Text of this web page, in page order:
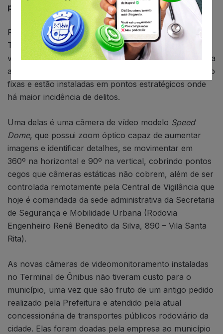
para coibir criminalidade
Para oferecer ainda mais segurança à população, o
Terminal de Ônibus conta com 10 câmeras de
videomonitoramento já opera desde setembro e realiza
a vigilância do local permanentemente. Nove delas são
fixas e estão instaladas em pontos estratégicos onde
há maior incidência de delitos.
Uma delas é uma câmera de vídeo modelo Speed
Dome, que possui zoom óptico capaz de aumentar
imagens e identificar detalhes, se movimentar em
360º na horizontal e 90º na vertical, cobrindo pontos
cegos que câmeras estáticas não cobrem, além de ser
controlada remotamente pela Central de Vigilância que
hoje é comandada da sede administrativa da Secretaria
de Segurança e Mobilidade Urbana (Rodovia
Engenheiro Renê Benedito da Silva, 890 – Vila Santa
Rita).
As novas câmeras de videomonitoramento instaladas
no Terminal de Ônibus não tiveram custo para o
município, uma vez que são fruto de um antigo pedido
realizado pela Prefeitura e atendido pela atual
concessionária de transportes públicos rodoviário da
cidade. Elas foram doadas pela empresa ao município